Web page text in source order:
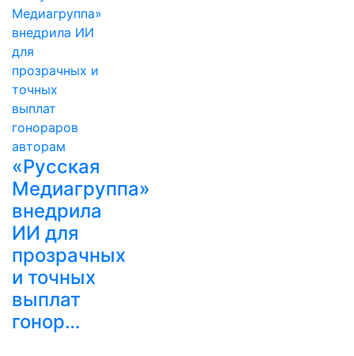
«Русская
Медиагруппа»
внедрила
ИИ для
прозрачных
и точных
выплат
гонор…